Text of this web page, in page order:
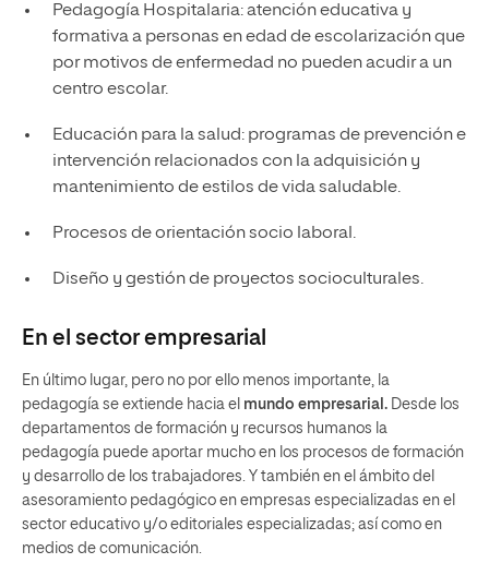
Pedagogía Hospitalaria: atención educativa y
formativa a personas en edad de escolarización que
por motivos de enfermedad no pueden acudir a un
centro escolar.
Educación para la salud: programas de prevención e
intervención relacionados con la adquisición y
mantenimiento de estilos de vida saludable.
Procesos de orientación socio laboral.
Diseño y gestión de proyectos socioculturales.
En el sector empresarial
En último lugar, pero no por ello menos importante, la
pedagogía se extiende hacia el mundo empresarial. Desde los
departamentos de formación y recursos humanos la
pedagogía puede aportar mucho en los procesos de formación
y desarrollo de los trabajadores. Y también en el ámbito del
asesoramiento pedagógico en empresas especializadas en el
sector educativo y/o editoriales especializadas; así como en
medios de comunicación.